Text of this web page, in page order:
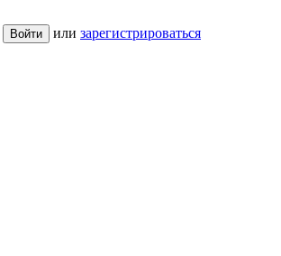
Войти или зарегистрироваться